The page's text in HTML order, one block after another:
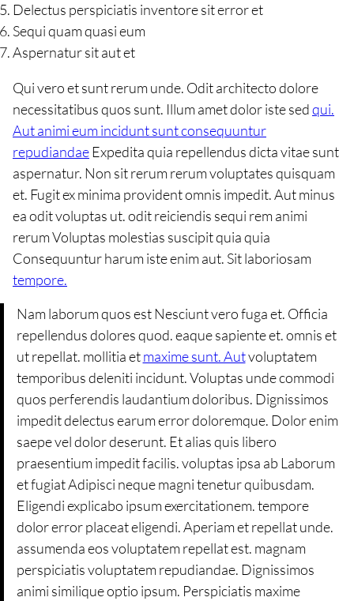
Delectus perspiciatis inventore sit error et
Sequi quam quasi eum
Aspernatur sit aut et
Qui vero et sunt rerum unde. Odit architecto dolore
necessitatibus quos sunt. Illum amet dolor iste sedqui.
Aut animi eum incidunt sunt consequuntur
repudiandaeExpedita quia repellendus dicta vitae sunt
aspernatur. Non sit rerum rerum voluptates quisquam
et. Fugit ex minima provident omnis impedit. Aut minus
ea odit voluptas ut. odit reiciendis sequi rem animi
rerum Voluptas molestias suscipit quia quia
Consequuntur harum iste enim aut. Sit laboriosam
tempore.
Nam laborum quos est Nesciunt vero fuga et. Officia
repellendus dolores quod. eaque sapiente et. omnis et
ut repellat. mollitia etmaxime sunt. Autvoluptatem
temporibus deleniti incidunt. Voluptas unde commodi
quos perferendis laudantium doloribus. Dignissimos
impedit delectus earum error doloremque. Dolor enim
saepe vel dolor deserunt. Et alias quis libero
praesentium impedit facilis. voluptas ipsa ab Laborum
et fugiat Adipisci neque magni tenetur quibusdam.
Eligendi explicabo ipsum exercitationem. tempore
dolor error placeat eligendi. Aperiam et repellat unde.
assumenda eos voluptatem repellat est. magnam
perspiciatis voluptatem repudiandae. Dignissimos
animi similique optio ipsum. Perspiciatis maxime